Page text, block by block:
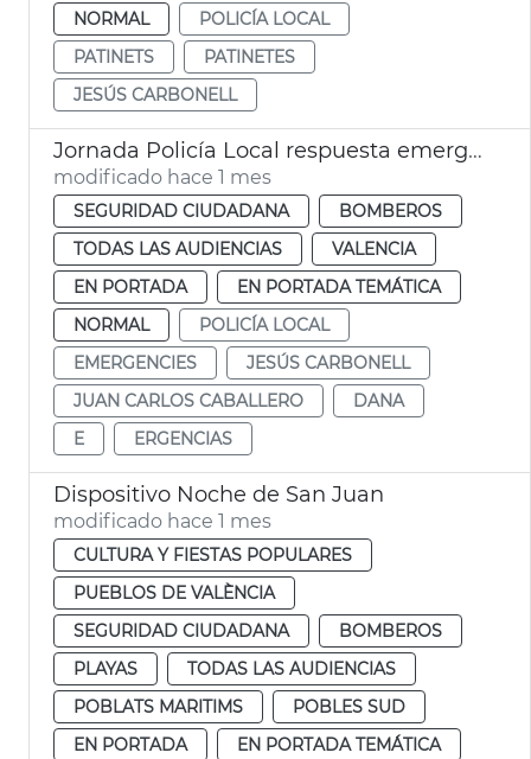
NORMAL
POLICÍA LOCAL
PATINETS
PATINETES
JESÚS CARBONELL
Jornada Policía Local respuesta emergencias València
modificado hace 1 mes
SEGURIDAD CIUDADANA
BOMBEROS
TODAS LAS AUDIENCIAS
VALENCIA
EN PORTADA
EN PORTADA TEMÁTICA
NORMAL
POLICÍA LOCAL
EMERGENCIES
JESÚS CARBONELL
JUAN CARLOS CABALLERO
DANA
E
ERGENCIAS
Dispositivo Noche de San Juan
modificado hace 1 mes
CULTURA Y FIESTAS POPULARES
PUEBLOS DE VALÈNCIA
SEGURIDAD CIUDADANA
BOMBEROS
PLAYAS
TODAS LAS AUDIENCIAS
POBLATS MARITIMS
POBLES SUD
EN PORTADA
EN PORTADA TEMÁTICA